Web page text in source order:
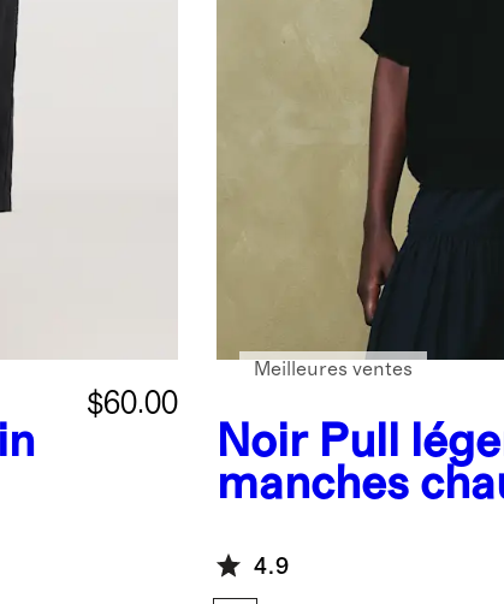
$60.00
Noir Pull
manches
mailles
Meilleures ventes
4.9